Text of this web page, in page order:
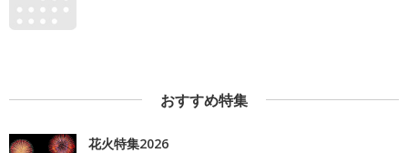
おすすめ特集
花火特集2026